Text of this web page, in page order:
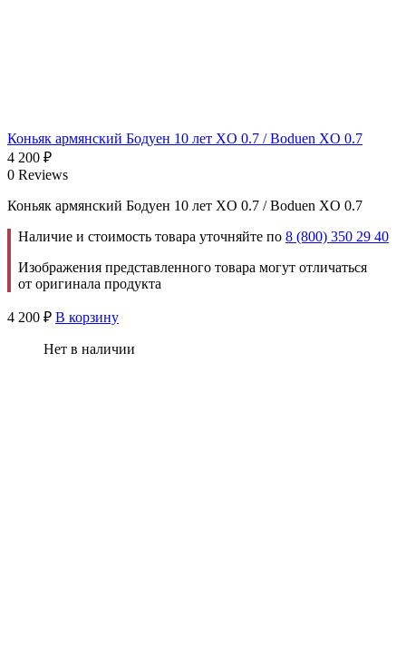
Коньяк армянский Бодуен 10 лет XO 0.7 / Boduen XO 0.7
4 200 ₽
0 Reviews
Коньяк армянский Бодуен 10 лет XO 0.7 / Boduen XO 0.7
Наличие и стоимость товара уточняйте по 8 (800) 350 29 40
Изображения представленного товара могут отличаться
от оригинала продукта
4 200 ₽ В корзину
Нет в наличии